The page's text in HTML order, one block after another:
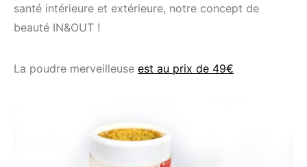
santé intérieure et extérieure, notre concept de
beauté IN&OUT !
La poudre merveilleuse est au prix de 49€